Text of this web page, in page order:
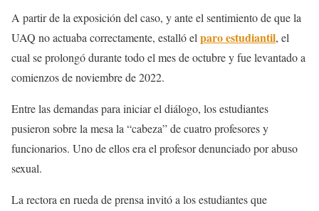
A partir de la exposición del caso, y ante el sentimiento de que la
UAQ no actuaba correctamente, estalló el paro estudiantil, el
cual se prolongó durante todo el mes de octubre y fue levantado a
comienzos de noviembre de 2022.
Entre las demandas para iniciar el diálogo, los estudiantes
pusieron sobre la mesa la “cabeza” de cuatro profesores y
funcionarios. Uno de ellos era el profesor denunciado por abuso
sexual.
La rectora en rueda de prensa invitó a los estudiantes que